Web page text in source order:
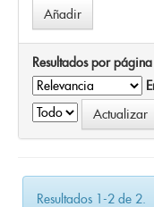
Resultados por página
Resultados 1-2 de 2.